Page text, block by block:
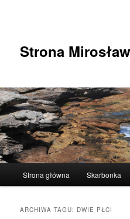
Strona
Strona główna Skarbonka
ARCHIWA TAGU: DWIE PŁCI